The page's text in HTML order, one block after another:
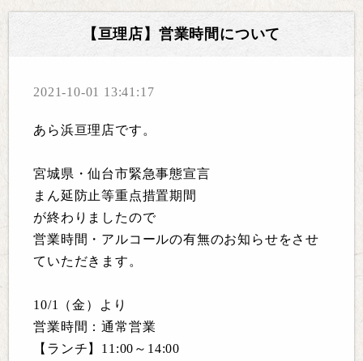
【亘理店】営業時間について
2021-10-01 13:41:17
あら浜亘理店です。
宮城県・仙台市緊急事態宣言
まん延防止等重点措置期間
が終わりましたので
営業時間・アルコールの有無のお知らせをさせ
ていただきます。
10/1（金）より
営業時間：通常営業
【ランチ】11:00～14:00